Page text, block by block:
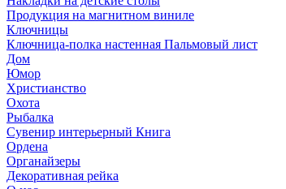
Продукция на магнитном виниле
Ключницы
Ключница-полка настенная Пальмовый лист
Дом
Юмор
Христианство
Охота
Рыбалка
Сувенир интерьерный Книга
Ордена
Органайзеры
Декоративная рейка